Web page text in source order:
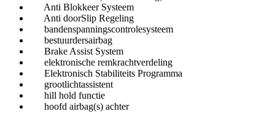
Anti Blokkeer Systeem
Anti doorSlip Regeling
bandenspanningscontrolesysteem
bestuurdersairbag
Brake Assist System
elektronische remkrachtverdeling
Elektronisch Stabiliteits Programma
grootlichtassistent
hill hold functie
hoofd airbag(s) achter